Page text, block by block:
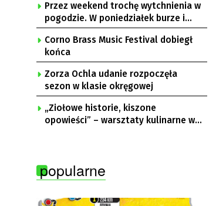
Przez weekend trochę wytchnienia w
pogodzie. W poniedziałek burze i
upał
Corno Brass Music Festival dobiegł
końca
Zorza Ochla udanie rozpoczęła
sezon w klasie okręgowej
„Ziołowe historie, kiszone
opowieści” – warsztaty kulinarne w
popularne